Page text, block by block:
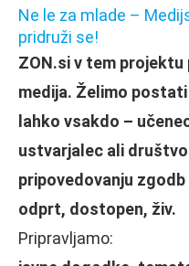
Ne le za mlade –
pridruži se!
ZON.si v tem
medija. Želimo
lahko vsakdo –
ustvarjalec ali
pripovedovanju
odprt, dostopen, živ.
Pripravljamo: